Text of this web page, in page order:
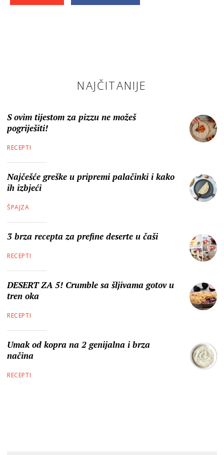
NAJČITANIJE
S ovim tijestom za pizzu ne možeš
pogriješiti!
RECEPTI
Najčešće greške u pripremi palačinki i kako
ih izbjeći
ŠPAJZA
3 brza recepta za prefine deserte u čaši
RECEPTI
DESERT ZA 5! Crumble sa šljivama gotov u
tren oka
RECEPTI
Umak od kopra na 2 genijalna i brza
načina
RECEPTI